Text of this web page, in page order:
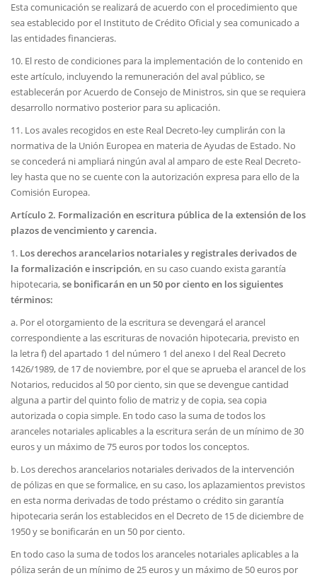
Esta comunicación se realizará de acuerdo con el procedimiento que
sea establecido por el Instituto de Crédito Oficial y sea comunicado a
las entidades financieras.
10. El resto de condiciones para la implementación de lo contenido en
este artículo, incluyendo la remuneración del aval público, se
establecerán por Acuerdo de Consejo de Ministros, sin que se requiera
desarrollo normativo posterior para su aplicación.
11. Los avales recogidos en este Real Decreto-ley cumplirán con la
normativa de la Unión Europea en materia de Ayudas de Estado. No
se concederá ni ampliará ningún aval al amparo de este Real Decreto-
ley hasta que no se cuente con la autorización expresa para ello de la
Comisión Europea.
Artículo 2. Formalización en escritura pública de la extensión de los
plazos de vencimiento y carencia.
1. Los derechos arancelarios notariales y registrales derivados de
la formalización e inscripción, en su caso cuando exista garantía
hipotecaria,se bonificarán en un 50 por ciento en los siguientes
términos:
a. Por el otorgamiento de la escritura se devengará el arancel
correspondiente a las escrituras de novación hipotecaria, previsto en
la letra f) del apartado 1 del número 1 del anexo I del Real Decreto
1426/1989, de 17 de noviembre, por el que se aprueba el arancel de los
Notarios, reducidos al 50 por ciento, sin que se devengue cantidad
alguna a partir del quinto folio de matriz y de copia, sea copia
autorizada o copia simple. En todo caso la suma de todos los
aranceles notariales aplicables a la escritura serán de un mínimo de 30
euros y un máximo de 75 euros por todos los conceptos.
b. Los derechos arancelarios notariales derivados de la intervención
de pólizas en que se formalice, en su caso, los aplazamientos previstos
en esta norma derivadas de todo préstamo o crédito sin garantía
hipotecaria serán los establecidos en el Decreto de 15 de diciembre de
1950 y se bonificarán en un 50 por ciento.
En todo caso la suma de todos los aranceles notariales aplicables a la
póliza serán de un mínimo de 25 euros y un máximo de 50 euros por